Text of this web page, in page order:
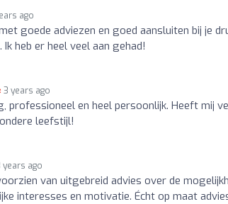
ago
goede adviezen en goed aansluiten bij je
heb er heel veel aan gehad!
3 years ago
professioneel en heel persoonlijk. Heeft mij
leefstijl!
years ago
van uitgebreid advies over de
interesses en motivatie. Écht op maat